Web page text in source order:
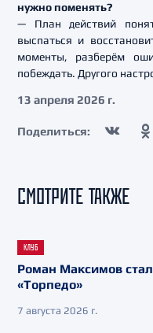
нужно поменять?
— План действий
выспаться и
моменты, разберём
побеждать. Другого
13 апреля 2026 г.
Поделиться:
СМОТРИТЕ ТАКЖЕ
КЛУБ
Роман Максимов
«Торпедо»
7 августа 2026 г.